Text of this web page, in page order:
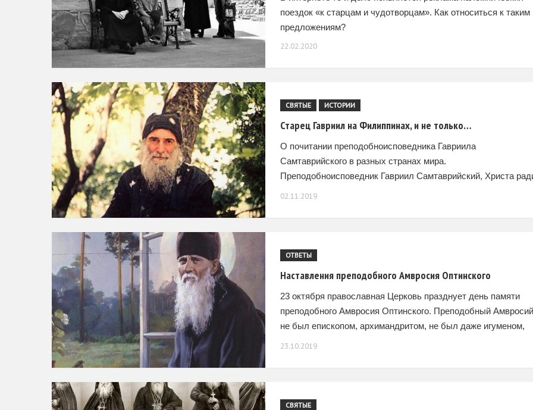
поездок «к старцам и чудотворцам». Как относиться к таким
предложениям?
22.02.2020
СВЯТЫЕ ИСТОРИИ
Старец Гавриил на Филиппинах, и не только…
О почитании преподобноисповедника Гавриила
Самтаврийского в разных странах мира.
Преподобноисповедник Гавриил Самтаврийский, Христа
наш московский храм
02.11.2019
ОТВЕТЫ
Наставления преподобного Амвросия Оптинского
23 октября православная Церковь празднует день памяти
преподобного Амвросия Оптинского. Преподобный Амвросий
не был епископом, архимандритом, не был даже игуменом,
23.10.2019
СВЯТЫЕ